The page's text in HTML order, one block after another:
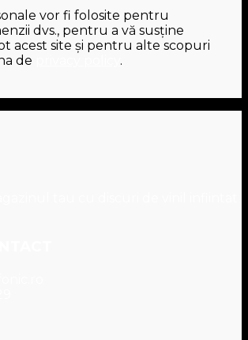
vor fi folosite pentru
dvs., pentru a vă susține
acest site și pentru alte scopuri
de
.